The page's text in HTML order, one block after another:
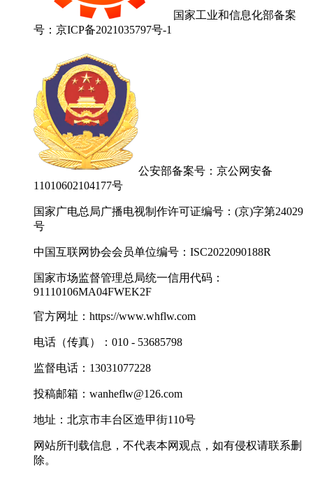
国家工业和信息化部备案
号：京ICP备2021035797号-1
公安部备案号：京公网安备
11010602104177号
国家广电总局广播电视制作许可证编号：(京)字第24029
号
中国互联网协会会员单位编号：ISC2022090188R
国家市场监督管理总局统一信用代码：
91110106MA04FWEK2F
官方网址：https://www.whflw.com
电话（传真）：010 - 53685798
监督电话：13031077228
投稿邮箱：wanheflw@126.com
地址：北京市丰台区造甲街110号
网站所刊载信息，不代表本网观点，如有侵权请联系删
除。